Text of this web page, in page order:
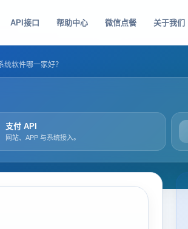
API接口 帮助中心 微信点餐 关于我们
软件哪一家好？
支付 API
网站、APP 与系统接入。